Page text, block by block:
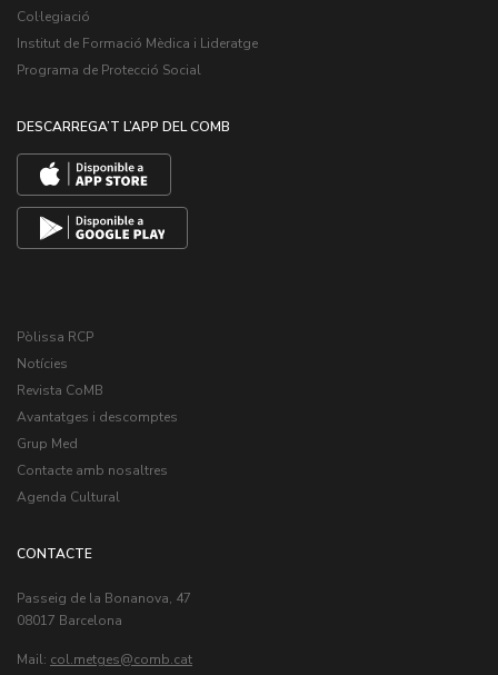
Col·legiació
Institut de Formació Mèdica i Lideratge
Programa de Protecció Social
DESCARREGA’T L’APP DEL COMB
Pòlissa RCP
Notícies
Revista CoMB
Avantatges i descomptes
Grup Med
Contacte amb nosaltres
Agenda Cultural
CONTACTE
Passeig de la Bonanova, 47
08017 Barcelona
Mail: col.metges